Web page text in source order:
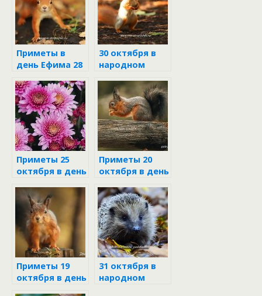
Приметы в
день Ефима 28
30 октября в
народном
Приметы 25
октября в день
звездочёта
Приметы 20
октября в день
зимнего
Приметы 19
октября в день
31 октября в
народном